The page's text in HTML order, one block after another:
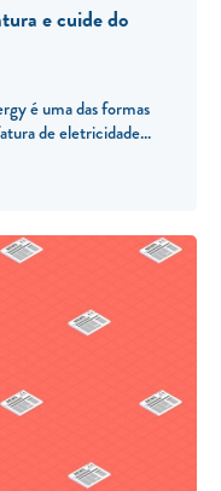
e cuide do
é uma das formas
de eletricidade...